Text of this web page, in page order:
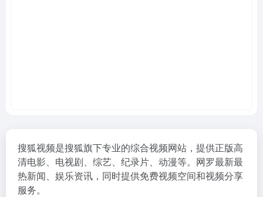
搜狐视频是搜狐旗下专业的综合视频网站，提供正版高
清电影、电视剧、综艺、纪录片、动漫等。网罗最新最
热新闻、娱乐资讯，同时提供免费视频空间和视频分享
服务。